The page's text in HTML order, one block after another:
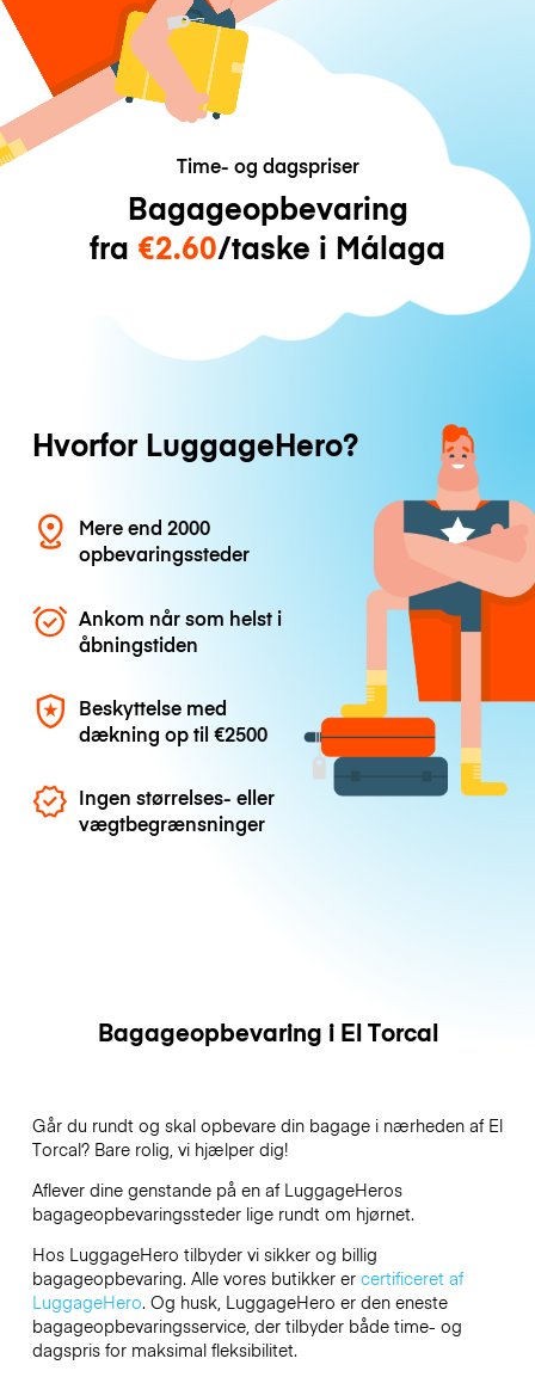
Time- og dagspriser
Bagageopbevaring
fra €2.60/taske i Málaga
Hvorfor LuggageHero?
Mere end 2000
opbevaringssteder
Ankom når som helst i
åbningstiden
Beskyttelse med
dækning op til€2500
Ingen størrelses- eller
vægtbegrænsninger
Bagageopbevaring i El Torcal
Går du rundt og skal opbevare din bagage i nærheden af El
Torcal? Bare rolig, vi hjælper dig!
Aflever dine genstande på en af LuggageHeros
bagageopbevaringssteder lige rundt om hjørnet.
Hos LuggageHero tilbyder vi sikker og billig
bagageopbevaring. Alle vores butikker er certificeret af
LuggageHero. Og husk, LuggageHero er den eneste
bagageopbevaringsservice, der tilbyder både time- og
dagspris for maksimal fleksibilitet.